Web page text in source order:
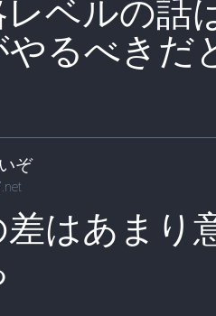
レベルの話
るべきだ
ぞ
はあまり